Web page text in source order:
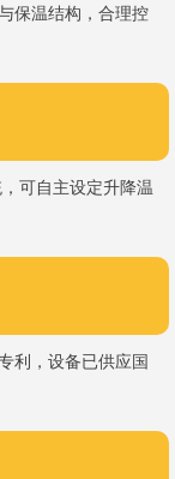
保温结构，合理控
可自主设定升降温
利，设备已供应国